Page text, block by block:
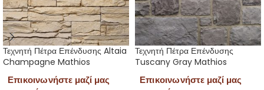
Τεχνητή Πέτρα Επένδυσης Altaia
Champagne Mathios
Επικοινωνήστε μαζί μας
Τεχνητή Πέτρα Επένδυσης
Tuscany Gray Mathios
Επικοινωνήστε μαζί μας